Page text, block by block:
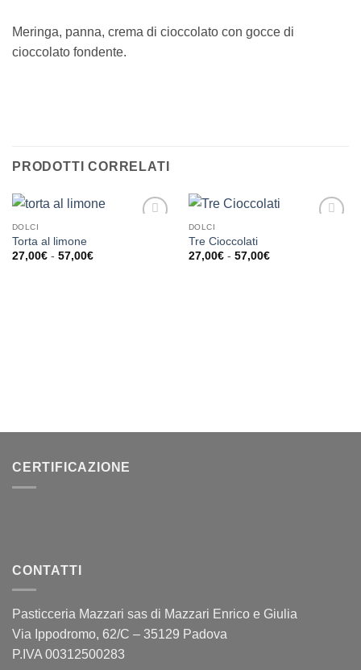
Meringa, panna, crema di cioccolato con gocce di
cioccolato fondente.
PRODOTTI CORRELATI
DOLCI
Torta al limone
27,00€ - 57,00€Fascia
DOLCI
Tre Cioccolati
27,00€ - 57,00€Fascia
CERTIFICAZIONE
CONTATTI
Pasticceria Mazzari sas di Mazzari Enrico e Giulia
Via Ippodromo, 62/C – 35129 Padova
P.IVA 00312500283